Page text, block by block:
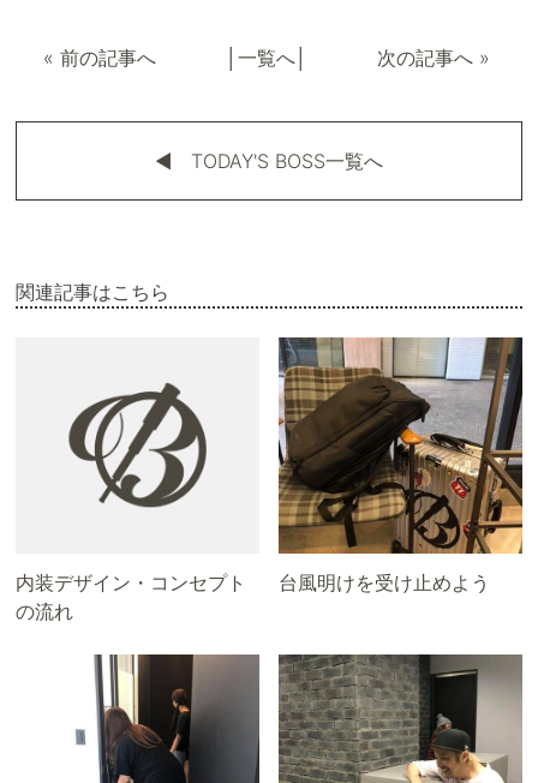
« 前の記事へ 一覧へ│ 次の記事へ»
◀︎ TODAY'S BOSS一覧へ
関連記事はこちら
内装デザイン・コンセプト
の流れ
台風明けを受け止めよう